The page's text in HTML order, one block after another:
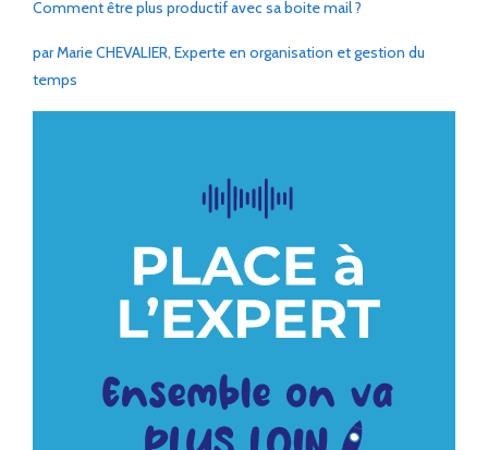
Comment être plus productif avec sa boite mail ?
par Marie CHEVALIER, Experte en organisation et gestion du
temps